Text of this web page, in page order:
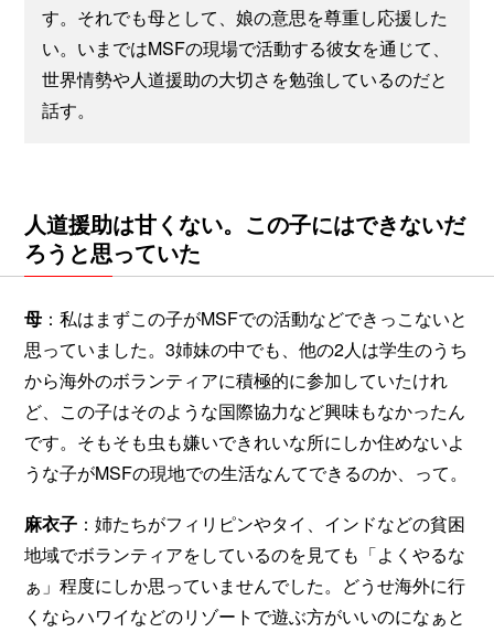
す。それでも母として、娘の意思を尊重し応援した
い。いまではMSFの現場で活動する彼女を通じて、
世界情勢や人道援助の大切さを勉強しているのだと
話す。
人道援助は甘くない。この子にはできないだ
ろうと思っていた
母 ：私はまずこの子がMSFでの活動などできっこないと
思っていました。3姉妹の中でも、他の2人は学生のうち
から海外のボランティアに積極的に参加していたけれ
ど、この子はそのような国際協力など興味もなかったん
です。そもそも虫も嫌いできれいな所にしか住めないよ
うな子がMSFの現地での生活なんてできるのか、って。
麻衣子 ：姉たちがフィリピンやタイ、インドなどの貧困
地域でボランティアをしているのを見ても「よくやるな
ぁ」程度にしか思っていませんでした。どうせ海外に行
くならハワイなどのリゾートで遊ぶ方がいいのになぁと